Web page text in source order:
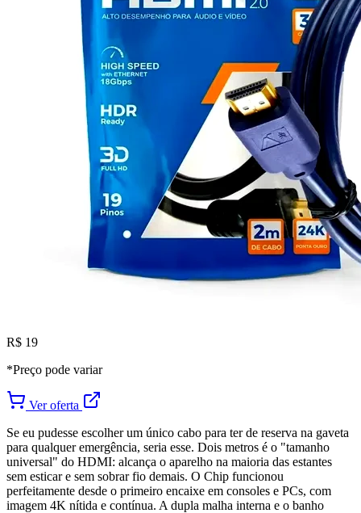
R$ 19
*Preço pode variar
Ver oferta
Se eu pudesse escolher um único cabo para ter de reserva na gaveta
para qualquer emergência, seria esse. Dois metros é o "tamanho
universal" do HDMI: alcança o aparelho na maioria das estantes
sem esticar e sem sobrar fio demais. O Chip funcionou
perfeitamente desde o primeiro encaixe em consoles e PCs, com
imagem 4K nítida e contínua. A dupla malha interna e o banho